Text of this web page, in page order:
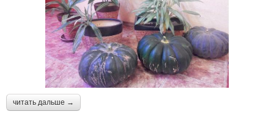
читать дальше →